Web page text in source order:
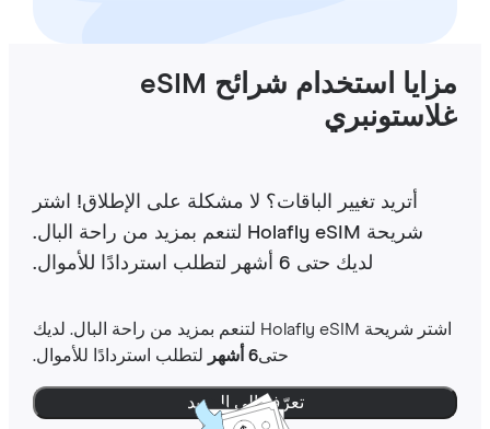
مزايا استخدام شرائح eSIM
أتريد تغيير الباقات؟ لا مشكلة على الإطلاق! اشتر
شريحة Holafly eSIM لتنعم بمزيد من راحة البال.
لديك حتى 6 أشهر لتطلب استردادًا للأموال.
اشتر شريحة Holafly eSIM لتنعم بمزيد من راحة البال. لديك
لتطلب استردادًا للأموال.
تعرّف إلى المزيد